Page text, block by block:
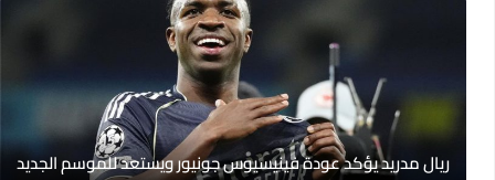
ريال مدريد يؤكد عودة فينيسيوس جونيور ويستعد للموسم الجديد